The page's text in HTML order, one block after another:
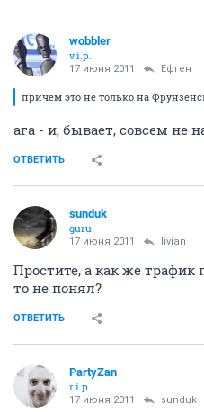
wobbler
v.i.p.
17 июня 2011 Ефген
причем это не только на
ага - и, бывает, совсем не
ОТВЕТИТЬ
sunduk
guru
17 июня 2011 livian
Простите, а как же трафик
то не понял?
ОТВЕТИТЬ
PartyZan
r.i.p.
17 июня 2011 sunduk